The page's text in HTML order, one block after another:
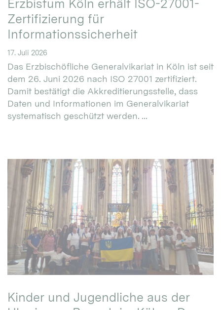
Erzbistum Köln erhält ISO-27001-
Zertifizierung für
Informationssicherheit
17. Juli 2026
Das Erzbischöfliche Generalvikariat in Köln ist seit
dem 26. Juni 2026 nach ISO 27001 zertifiziert.
Damit bestätigt die Akkreditierungsstelle, dass
Daten und Informationen im Generalvikariat
systematisch geschützt werden. ...
Kinder und Jugendliche aus der